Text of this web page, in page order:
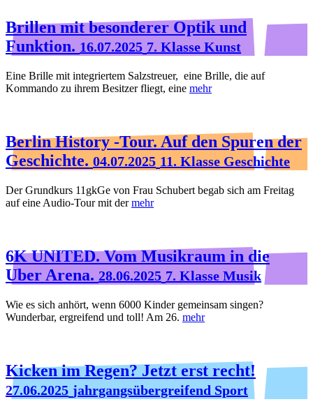
Brillen mit besonderer Optik und
Funktion. 16.07.2025 7. Klasse Kunst
Eine Brille mit integriertem Salzstreuer, eine Brille, die auf
Kommando zu ihrem Besitzer fliegt, eine mehr
Berlin History -Tour. Auf den Spuren der
Geschichte. 04.07.2025 11. Klasse Geschichte
Der Grundkurs 11gkGe von Frau Schubert begab sich am Freitag
auf eine Audio-Tour mit dermehr
6K UNITED. Vom Musikraum in die
Uber Arena. 28.06.2025 7. Klasse Musik
Wie es sich anhört, wenn 6000 Kinder gemeinsam singen?
Wunderbar, ergreifend und toll! Am 26. mehr
Kicken im Regen? Jetzt erst recht!
27.06.2025 jahrgangsübergreifend Sport